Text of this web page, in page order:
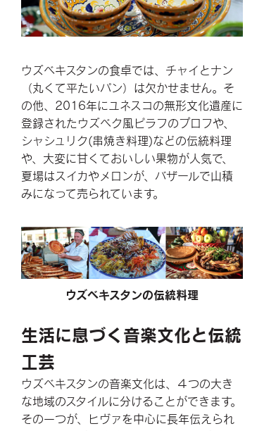
ウズベキスタンの食卓では、チャイとナン
（丸くて平たいパン）は欠かせません。そ
の他、2016年にユネスコの無形文化遺産に
登録されたウズベク風ピラフのプロフや、
シャシュリク(串焼き料理)などの伝統料理
や、大変に甘くておいしい果物が人気で、
夏場はスイカやメロンが、バザールで山積
みになって売られています。
ウズベキスタンの伝統料理
生活に息づく音楽文化と伝統
工芸
ウズベキスタンの音楽文化は、４つの大き
な地域のスタイルに分けることができます。
その一つが、ヒヴァを中心に長年伝えられ